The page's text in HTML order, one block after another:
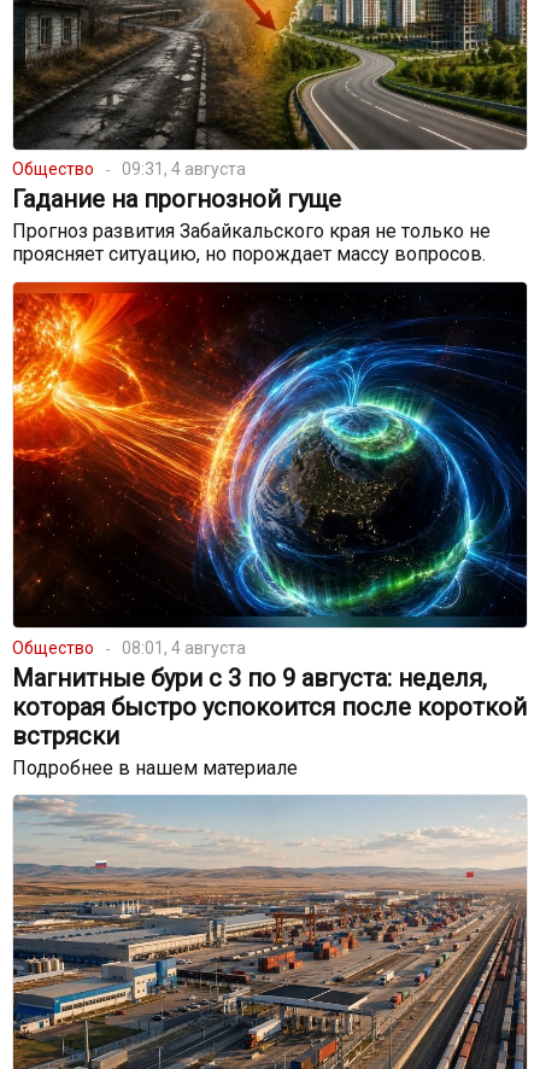
Общество 09:31, 4 августа
Гадание на прогнозной гуще
Прогноз развития Забайкальского края не только не
проясняет ситуацию, но порождает массу вопросов.
Общество 08:01, 4 августа
Магнитные бури с 3 по 9 августа: неделя,
которая быстро успокоится после короткой
встряски
Подробнее в нашем материале